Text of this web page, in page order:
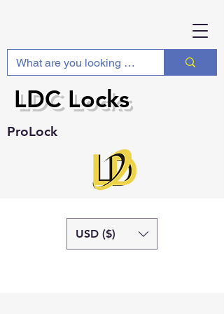
ProLock
LDC Locks
USD ($)